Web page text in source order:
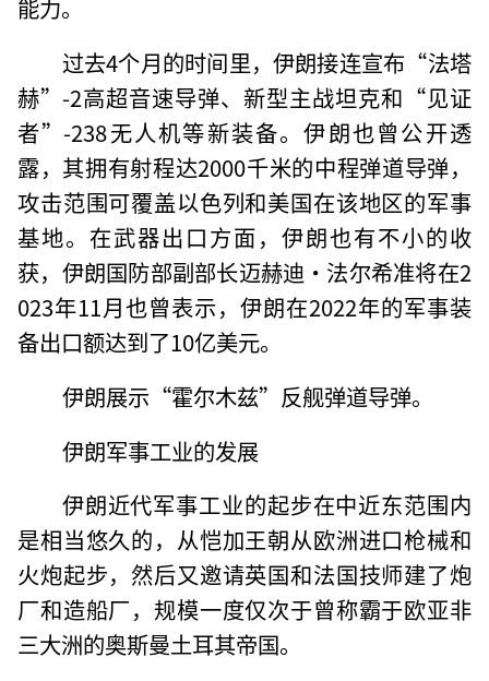
能力。
过去4个月的时间里，伊朗接连宣布“法塔
赫”-2高超音速导弹、新型主战坦克和“见证
者”-238无人机等新装备。伊朗也曾公开透
露，其拥有射程达2000千米的中程弹道导弹，
攻击范围可覆盖以色列和美国在该地区的军事
基地。在武器出口方面，伊朗也有不小的收
获，伊朗国防部副部长迈赫迪·法尔希准将在2
023年11月也曾表示，伊朗在2022年的军事装
备出口额达到了10亿美元。
伊朗展示“霍尔木兹”反舰弹道导弹。
伊朗军事工业的发展
伊朗近代军事工业的起步在中近东范围内
是相当悠久的，从恺加王朝从欧洲进口枪械和
火炮起步，然后又邀请英国和法国技师建了炮
厂和造船厂，规模一度仅次于曾称霸于欧亚非
三大洲的奥斯曼土耳其帝国。